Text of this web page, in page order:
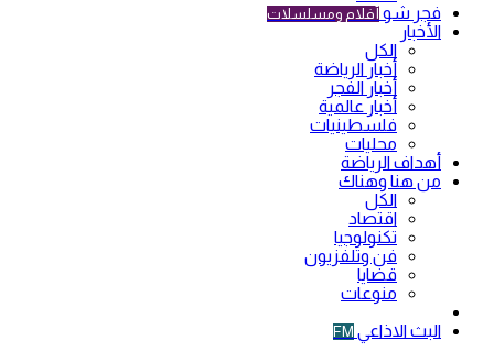
فجر شو أفلام ومسلسلات
الأخبار
الكل
أخبار الرياضة
أخبار الفجر
أخبار عالمية
فلسطينيات
محليات
أهداف الرياضة
من هنا وهناك
الكل
اقتصاد
تكنولوجيا
فن وتلفزيون
قضايا
منوعات
البث الاذاعي FM